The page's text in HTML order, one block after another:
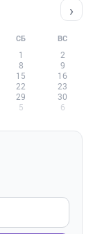
›
СБ ВС
1
2
8
9
15
16
22
23
29
30
5 6